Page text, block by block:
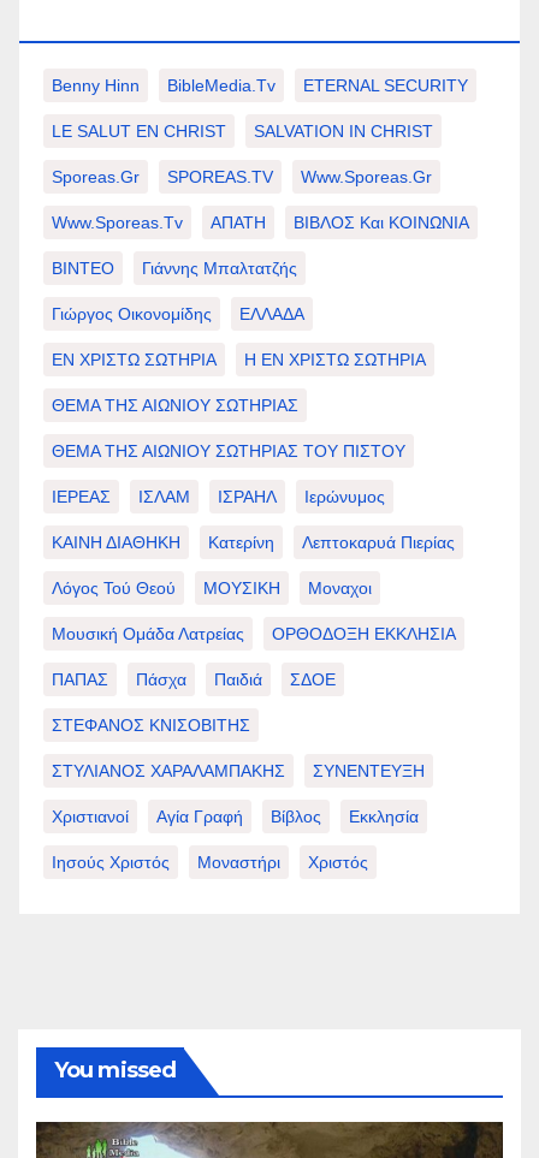
Benny Hinn BibleMedia.tv ETERNAL SECURITY
LE SALUT EN CHRIST SALVATION IN CHRIST
Sporeas.gr SPOREAS.TV Www.sporeas.gr
Www.sporeas.tv ΑΠΑΤΗ ΒΙΒΛΟΣ Και ΚΟΙΝΩΝΙΑ
ΒΙΝΤΕΟ Γιάννης Μπαλτατζής
Γιώργος Οικονομίδης ΕΛΛΑΔΑ
ΕΝ ΧΡΙΣΤΩ ΣΩΤΗΡΙΑ Η ΕΝ ΧΡΙΣΤΩ ΣΩΤΗΡΙΑ
ΘΕΜΑ ΤΗΣ ΑΙΩΝΙΟΥ ΣΩΤΗΡΙΑΣ
ΘΕΜΑ ΤΗΣ ΑΙΩΝΙΟΥ ΣΩΤΗΡΙΑΣ ΤΟΥ ΠΙΣΤΟΥ
ΙΕΡΕΑΣ ΙΣΛΑΜ ΙΣΡΑΗΛ Ιερώνυμος
ΚΑΙΝΗ ΔΙΑΘΗΚΗ Κατερίνη Λεπτοκαρυά Πιερίας
Λόγος Τού Θεού ΜΟΥΣΙΚΗ Μοναχοι
Μουσική Ομάδα Λατρείας ΟΡΘΟΔΟΞΗ ΕΚΚΛΗΣΙΑ
ΠΑΠΑΣ Πάσχα Παιδιά ΣΔΟΕ
ΣΤΕΦΑΝΟΣ ΚΝΙΣΟΒΙΤΗΣ
ΣΤΥΛΙΑΝΟΣ ΧΑΡΑΛΑΜΠΑΚΗΣ ΣΥΝΕΝΤΕΥΞΗ
Χριστιανοί Αγία Γραφή Βίβλος Εκκλησία
Ιησούς Χριστός Μοναστήρι Χριστός
You missed